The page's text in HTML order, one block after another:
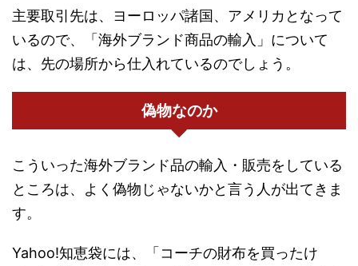
主要取引先は、ヨーロッパ諸国、アメリカとなって
いるので、「海外ブランド商品の輸入」について
は、先の場所から仕入れているのでしょう。
偽物なのか
こういった海外ブランド品の輸入・販売をしている
ところは、よく偽物じゃないかと言う人が出てきま
す。
Yahoo!知恵袋には、「コーチの財布を買ったけ